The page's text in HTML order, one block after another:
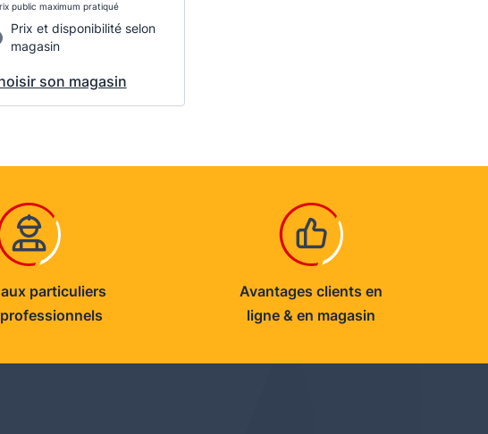
public maximum pratiqué
Prix et disponibilité selon
magasin
son magasin
particuliers
Avantages clients en
ligne & en magasin